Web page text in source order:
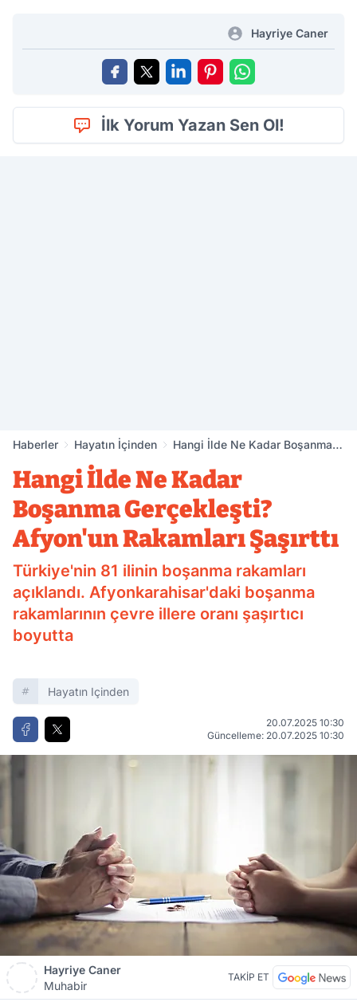
Hayriye Caner
İlk Yorum Yazan Sen Ol!
Haberler Hayatın İçinden
Hangi İlde Ne Kadar Boşanma
Rakamları Şaşırttı
Hangi İlde Ne Kadar
Boşanma Gerçekleşti?
Afyon'un Rakamları Şaşırttı
Türkiye'nin 81 ilinin boşanma rakamları
açıklandı. Afyonkarahisar'daki boşanma
rakamlarının çevre illere oranı şaşırtıcı
boyutta
Hayatın Içinden
20.07.2025 10:30
Güncelleme: 20.07.2025 10:30
Hayriye Caner
Muhabir
TAKİP ET